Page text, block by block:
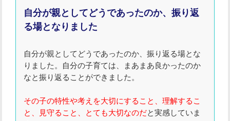
自分が親としてどうであったのか、振り返
る場となりました
自分が親としてどうであったのか、振り返る場とな
りました。自分の子育ては、まあまあ良かったのか
なと振り返ることができました。
その子の特性や考えを大切にすること、理解するこ
と、見守ること、とても大切なのだと実感していま